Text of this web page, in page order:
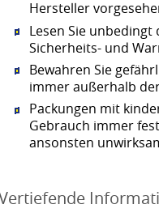
Hersteller
Lesen Sie
Sicherheits- und
Bewahren Sie
immer außerhalb
Packungen mit
Gebrauch immer
ansonsten